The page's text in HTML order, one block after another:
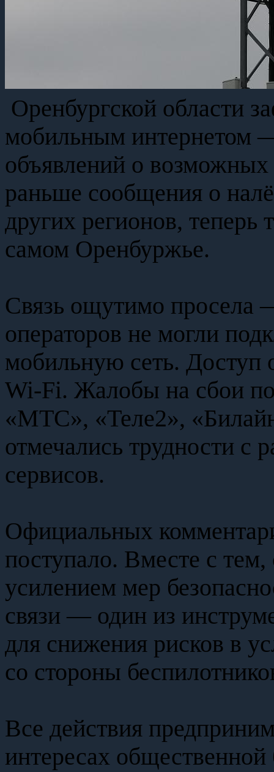
Оренбургской области
мобильным интернетом
объявлений о
раньше сообщения о
других регионов, теперь
самом Оренбуржье.
Связь ощутимо просела
операторов не могли
мобильную сеть. Доступ
Wi‑Fi. Жалобы на сбои
«МТС», «Теле2»,
отмечались трудности с
сервисов.
Официальных
поступало. Вместе с
усилением мер
связи — один из
для снижения рисков в
со стороны
Все действия
интересах общественной